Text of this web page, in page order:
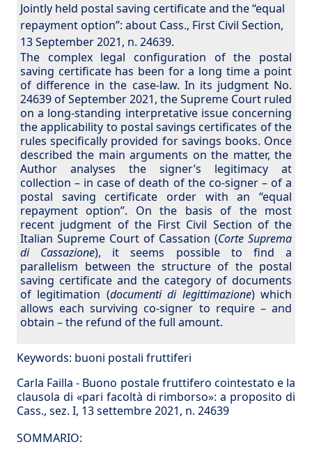
Jointly held postal saving certificate and the “equal
repayment option”: about Cass., First Civil Section,
13 September 2021, n. 24639.
The complex legal configuration of the postal
saving certificate has been for a long time a point
of difference in the case-law. In its judgment No.
24639 of September 2021, the Supreme Court ruled
on a long-standing interpretative issue concerning
the applicability to postal savings certificates of the
rules specifically provided for savings books. Once
described the main arguments on the matter, the
Author analyses the signer’s legitimacy at
collection – in case of death of the co-signer – of a
postal saving certificate order with an “equal
repayment option”. On the basis of the most
recent judgment of the First Civil Section of the
Italian Supreme Court of Cassation (Corte Suprema
di Cassazione), it seems possible to find a
parallelism between the structure of the postal
saving certificate and the category of documents
of legitimation (documenti di legittimazione) which
allows each surviving co-signer to require – and
obtain – the refund of the full amount.
Keywords: buoni postali fruttiferi
Carla Failla - Buono postale fruttifero cointestato e la
clausola di «pari facoltà di rimborso»: a proposito di
Cass., sez. I, 13 settembre 2021, n. 24639
SOMMARIO: